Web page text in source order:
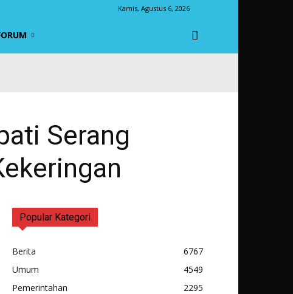
Kamis, Agustus 6, 2026
Serang
Popular Kategori
Berita
6767
Umum
4549
Pemerintahan
2295